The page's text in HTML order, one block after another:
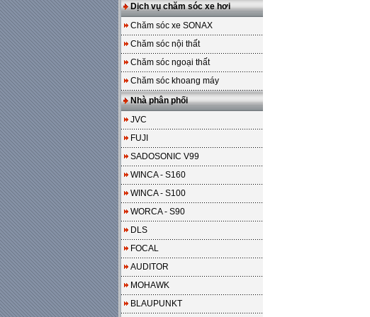
Dịch vụ chăm sóc xe hơi
Chăm sóc xe SONAX
Chăm sóc nội thất
Chăm sóc ngoại thất
Chăm sóc khoang máy
Nhà phân phối
JVC
FUJI
SADOSONIC V99
WINCA - S160
WINCA - S100
WORCA - S90
DLS
FOCAL
AUDITOR
MOHAWK
BLAUPUNKT